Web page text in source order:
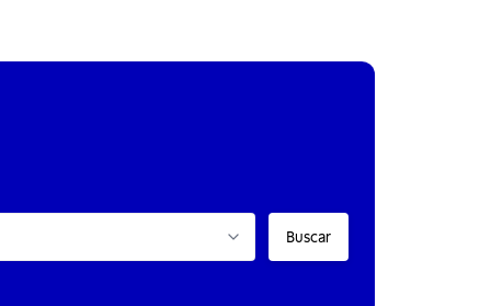
Buscar